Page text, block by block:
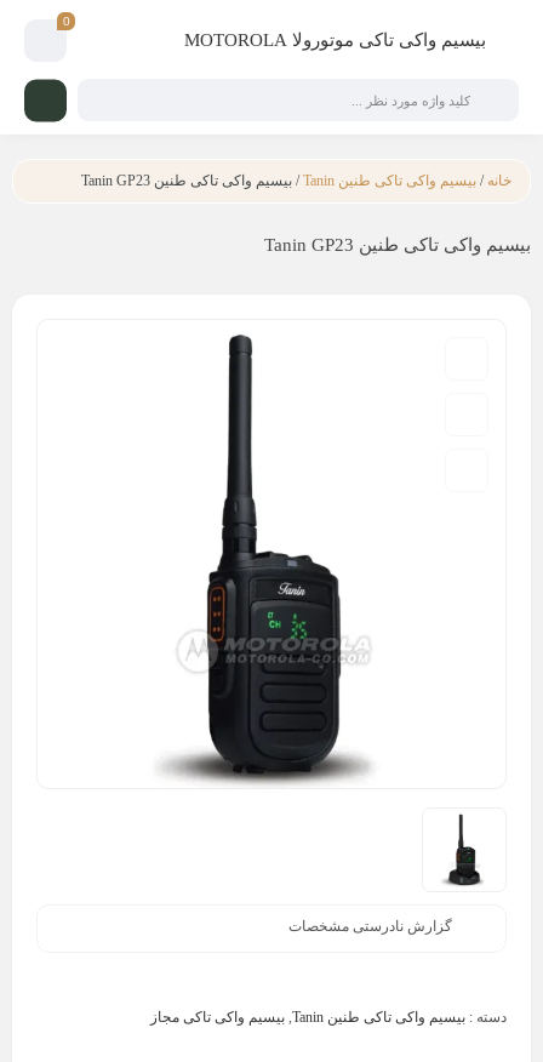
بیسیم واکی تاکی موتورولا MOTOROLA
0
خانه / بیسیم واکی تاکی طنین Tanin / بیسیم واکی تاکی طنین Tanin GP23
بیسیم واکی تاکی طنین Tanin GP23
گزارش نادرستی مشخصات
دسته : بیسیم واکی تاکی طنین Tanin بیسیم واکی تاکی مجاز